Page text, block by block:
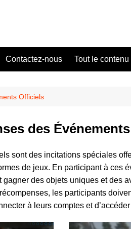
Contactez-nous Tout le contenu
Officiels
des
sont des incitations spéciales
de jeux. En participant à ces
des objets uniques et des
les participants
à leurs comptes et